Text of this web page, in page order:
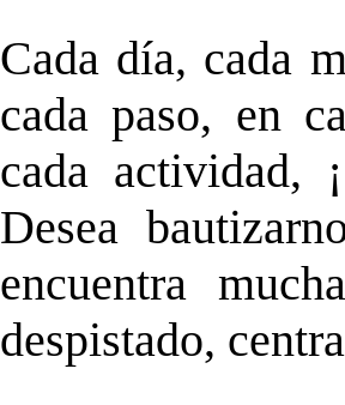
Cada día, cada
cada paso, en
cada actividad,
Desea
encuentra
despistado,